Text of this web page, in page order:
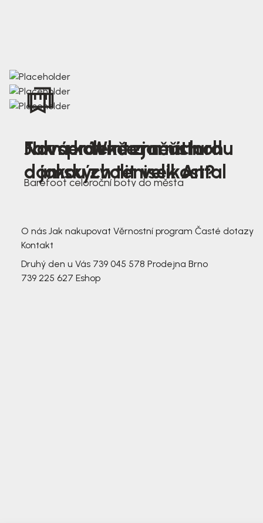
Nová kolekce jarních
dámských tenisek Antal
Jak správně změřit nohu
a jakou zvolit velikost?
Farmer Winter mustard
Barefoot celoroční boty do města
O nás Jak nakupovat Věrnostní program Časté dotazy
Kontakt
Druhý den u Vás 739 045 578 Prodejna Brno
739 225 627 Eshop